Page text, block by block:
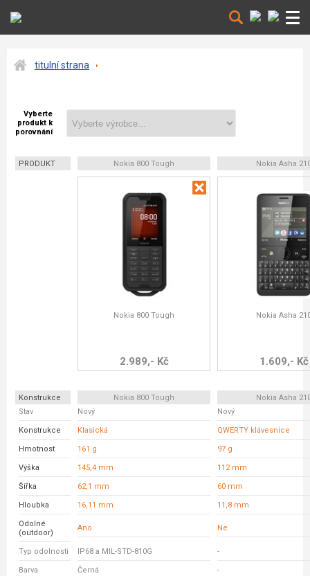
titulní strana
Vyberte
produkt k
porovnání
PRODUKT Nokia 800 Tough Nokia Asha
Nokia 800 Tough
2.989,- Kč
Nokia Asha
1.609,- Kč
Konstrukce Nokia 800 Tough
Nokia Asha
Stav
Nový Nový
Konstrukce Klasická QWERTY klávesnice
Hmotnost 161 g 97 g
Výška 145,4 mm 112 mm
Šířka 62,1 mm 60 mm
Hloubka 16,11 mm 11,8 mm
Odolné
(outdoor)
Ano Ne
Typ odolnosti IP68 a MIL-STD-810G -
Barva Černá -